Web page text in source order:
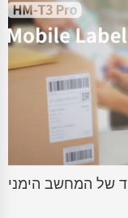
של המחשב הימני